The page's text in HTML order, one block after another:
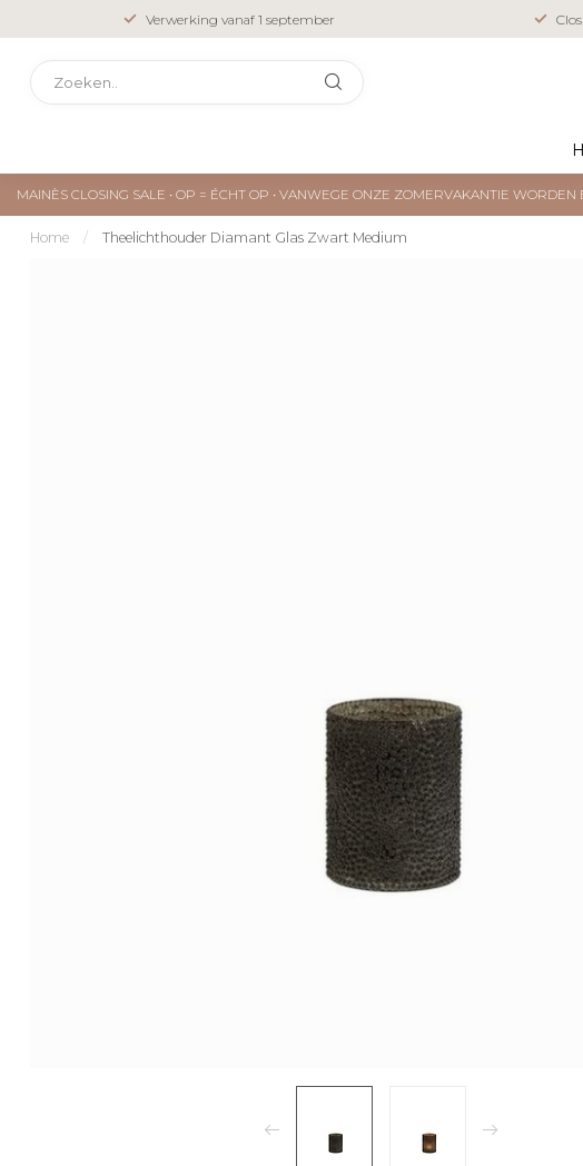
Verwerking vanaf 1 september
MAINÈS CLOSING SALE • OP = ÉCHT OP • VANWEGE ONZE ZOMERVAKANTIE
Home / Theelichthouder Diamant Glas Zwart Medium